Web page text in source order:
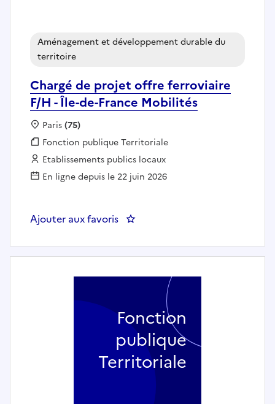
Chargé de projet offre ferroviaire
F/H - Île-de-France Mobilités
Aménagement et développement durable du
territoire
Localisation :
Paris(75)
Fonction publique :
Fonction publique Territoriale
Employeur :
Etablissements publics locaux
En ligne depuis le 22 juin 2026
Ajouter aux favoris : Chargé de projet offre
Fonction
publique
Territoriale